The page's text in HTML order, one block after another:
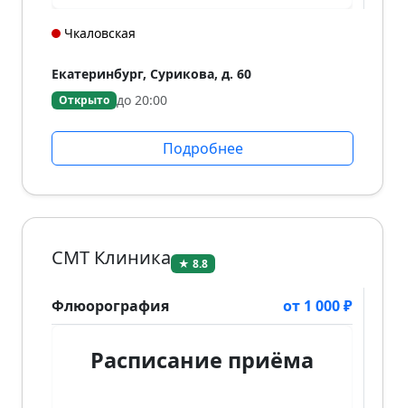
Чкаловская
Екатеринбург, Сурикова, д. 60
Открыто до 20:00
Подробнее
СМТ Клиника ★ 8.8
Флюорография от 1 000 ₽
Расписание приёма